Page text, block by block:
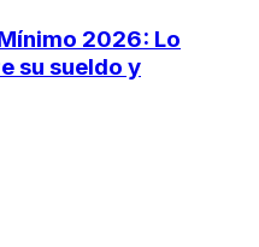
2026: Lo
su sueldo y